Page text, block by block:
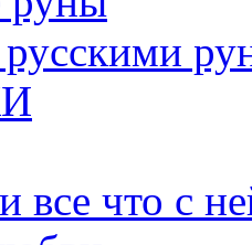
все что с